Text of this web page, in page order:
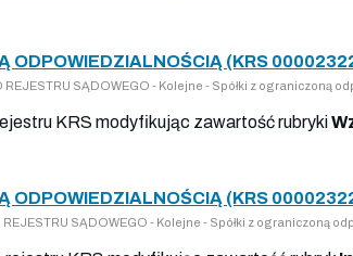
ODPOWIEDZIALNOŚCIĄ (KRS
SĄDOWEGO - Kolejne - Spółki z ograniczoną
KRS modyfikując zawartość rubryki
ODPOWIEDZIALNOŚCIĄ (KRS
SĄDOWEGO - Kolejne - Spółki z ograniczoną